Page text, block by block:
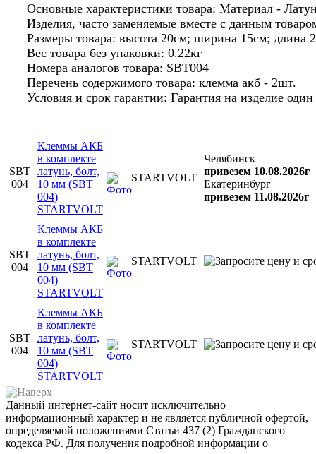
Основные характеристики товара: Материал -
Изделия, часто заменяемые вместе с данным
Размеры товара: высота 20см; ширина 15см; длина
Вес товара без упаковки: 0.22кг
Номера аналогов товара: SBT004
Перечень содержимого товара: клемма акб - 2шт.
Условия и срок гарантии: Гарантия на изделие
SBT
004
Клеммы АКБ
в комплекте
латунь, болт,
10 мм (SBT
004)
STARTVOLT
STARTVOLT
Челябинск
привезем 10.08.2026г
Екатеринбург
привезем 11.08.2026г
SBT
004
Клеммы АКБ
в комплекте
латунь, болт,
10 мм (SBT
004)
STARTVOLT
STARTVOLT
SBT
004
Клеммы АКБ
в комплекте
латунь, болт,
10 мм (SBT
004)
STARTVOLT
STARTVOLT
Данный интернет-сайт носит исключительно
информационный характер и не является публичной офертой,
определяемой положениями Статьи 437 (2) Гражданского
кодекса РФ. Для получения подробной информации о